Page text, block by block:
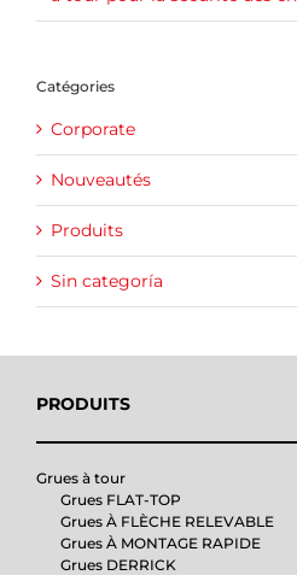
Catégories
Corporate
Nouveautés
Produits
Sin categoría
PRODUITS
Grues à tour
Grues FLAT-TOP
Grues À FLÈCHE RELEVABLE
Grues À MONTAGE RAPIDE
Grues DERRICK